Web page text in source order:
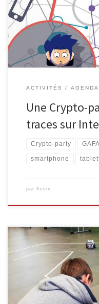
fondamentalement
d’écriture. L’accessibilité et
d’augmenter tandis que
ACTIVITÉS AGENDA
Une Crypto-
traces sur
Crypto-party
smartphone
par Kevin
L’EPN M@lmedia propose
programmation-
mercredi 25/09, 09/10,
Malmedy. C’est parti